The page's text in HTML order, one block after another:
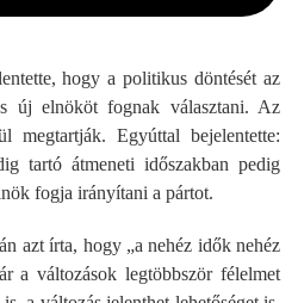
hogy a politikus döntését az
új elnököt fognak választani. Az
megtartják. Egyúttal bejelentette:
tartó átmeneti időszakban pedig
fogja irányítani a pártot.
azt írta, hogy „a nehéz idők nehéz
a változások legtöbbször félelmet